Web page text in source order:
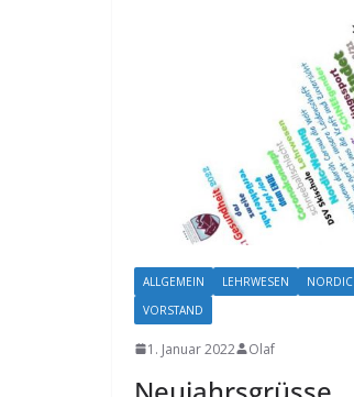
ALLGEMEIN LEHRWESEN NORDIC
VORSTAND
1. Januar 2022 Olaf